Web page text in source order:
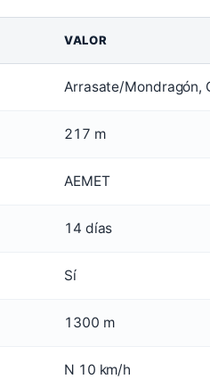
VALOR
Arrasate/Mondragón,
217 m
AEMET
14 días
Sí
1300 m
N 10 km/h